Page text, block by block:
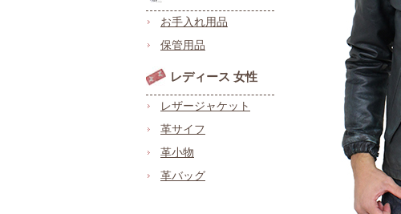
お手入れ用品
保管用品
レディース 女性
レザージャケット
革サイフ
革小物
革バッグ